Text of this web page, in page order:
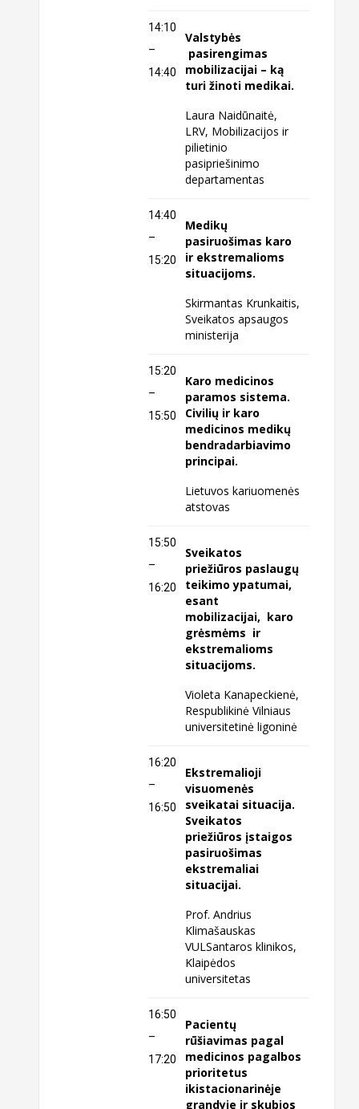
14:10
–
14:40
Valstybės
pasirengimas
mobilizacijai – ką
turi žinoti medikai.
Laura Naidūnaitė,
LRV, Mobilizacijos ir
pilietinio
pasipriešinimo
departamentas
14:40
–
15:20
Medikų
pasiruošimas karo
ir ekstremalioms
situacijoms.
Skirmantas Krunkaitis,
Sveikatos apsaugos
ministerija
15:20
–
15:50
Karo medicinos
paramos sistema.
Civilių ir karo
medicinos medikų
bendradarbiavimo
principai.
Lietuvos kariuomenės
atstovas
15:50
–
16:20
Sveikatos
priežiūros paslaugų
teikimo ypatumai,
esant
mobilizacijai, karo
grėsmėms ir
ekstremalioms
situacijoms.
Violeta Kanapeckienė,
Respublikinė Vilniaus
universitetinė ligoninė
16:20
–
16:50
Ekstremalioji
visuomenės
sveikatai situacija.
Sveikatos
priežiūros įstaigos
pasiruošimas
ekstremaliai
situacijai.
Prof. Andrius
Klimašauskas
VULSantaros klinikos,
Klaipėdos
universitetas
16:50
–
17:20
Pacientų
rūšiavimas pagal
medicinos pagalbos
prioritetus
ikistacionarinėje
grandyje ir skubios